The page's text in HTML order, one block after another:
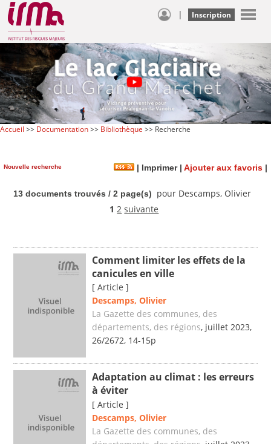
| Inscription
Accueil >> Documentation>> Bibliothèque >> Recherche
Nouvelle recherche | Imprimer| Ajouter aux favoris |
13 documents trouvés / 2 page(s)
pour Descamps, Olivier
1 2 suivante
Comment limiter les effets de la
canicules en ville
[ Article ]
Descamps, Olivier
La Gazette des communes, des
départements, des régions, juillet 2023,
26/2672, 14-15p
Adaptation au climat : les erreurs
à éviter
[ Article ]
Descamps, Olivier
La Gazette des communes, des